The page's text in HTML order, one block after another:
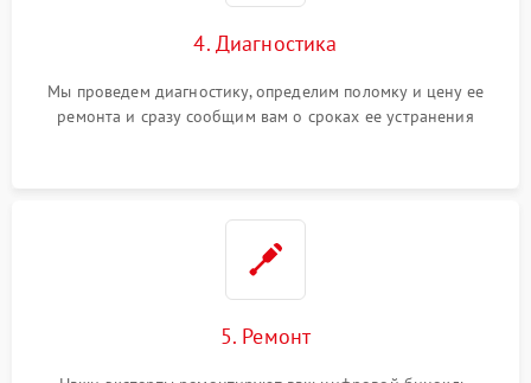
4. Диагностика
Мы проведем диагностику, определим поломку и цену ее
ремонта и сразу сообщим вам о сроках ее устранения
5. Ремонт